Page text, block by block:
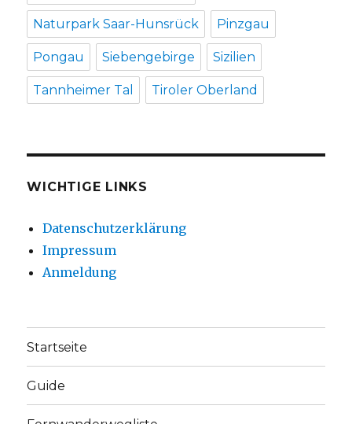
Naturpark Saar-Hunsrück Pinzgau
Pongau Siebengebirge Sizilien
Tannheimer Tal Tiroler Oberland
WICHTIGE LINKS
Datenschutzerklärung
Impressum
Anmeldung
Startseite
Guide